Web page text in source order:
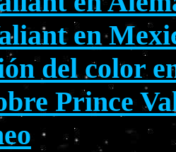
en
del color
Prince